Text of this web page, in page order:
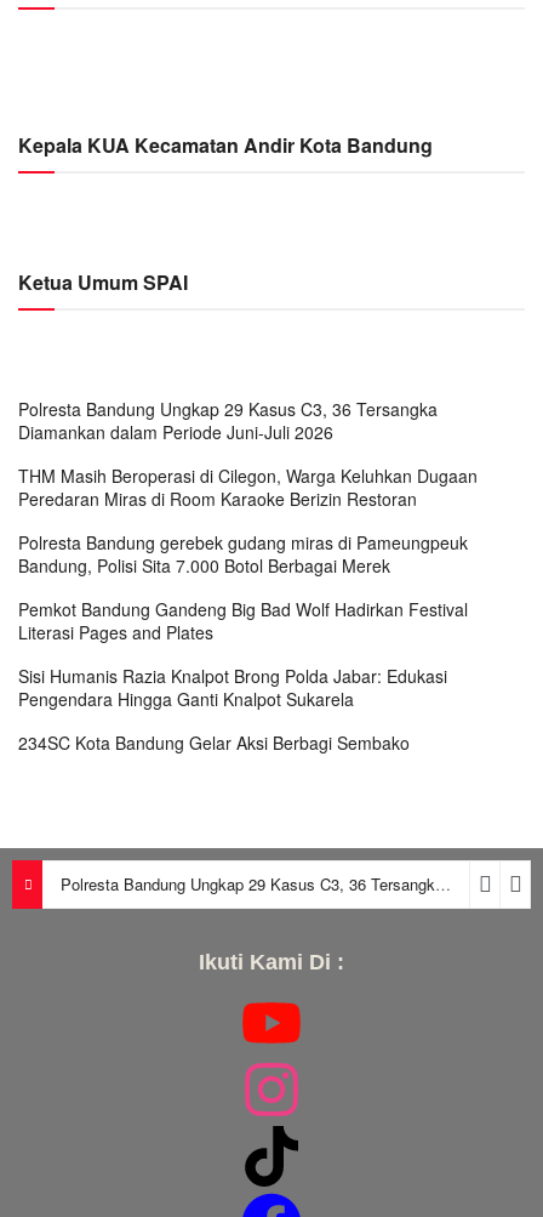
Kepala KUA Kecamatan Andir Kota Bandung
Ketua Umum SPAI
Polresta Bandung Ungkap 29 Kasus C3, 36 Tersangka
Diamankan dalam Periode Juni-Juli 2026
THM Masih Beroperasi di Cilegon, Warga Keluhkan Dugaan
Peredaran Miras di Room Karaoke Berizin Restoran
Polresta Bandung gerebek gudang miras di Pameungpeuk
Bandung, Polisi Sita 7.000 Botol Berbagai Merek
Pemkot Bandung Gandeng Big Bad Wolf Hadirkan Festival
Literasi Pages and Plates
Sisi Humanis Razia Knalpot Brong Polda Jabar: Edukasi
Pengendara Hingga Ganti Knalpot Sukarela
234SC Kota Bandung Gelar Aksi Berbagi Sembako
Polresta Bandung Ungkap 29 Kasus C3, 36 Tersangka Diamankan dalam Periode Juni-Juli 2026
Ikuti Kami Di :